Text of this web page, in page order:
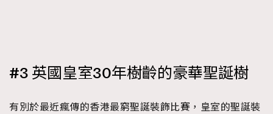
#3 英國皇室30年樹齡的豪華聖誕樹
有別於最近瘋傳的香港最窮聖誕裝飾比賽，皇室的聖誕裝